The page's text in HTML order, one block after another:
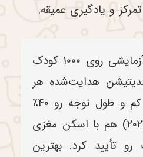
و یادگیری عمیقه.
کبات-زین (۲۰۲۵) در آزمایشی روی ۱۰۰۰ کودک
دقیقه مدیتیشن هدایت‌شده هر
روز، اضطراب رو ۳۵٪ کم و طول توجه رو ۴۰٪
افزایش می‌ده. لوتز (۲۰۲۲) هم با اسکن مغزی
تأیید کرد. بهترین